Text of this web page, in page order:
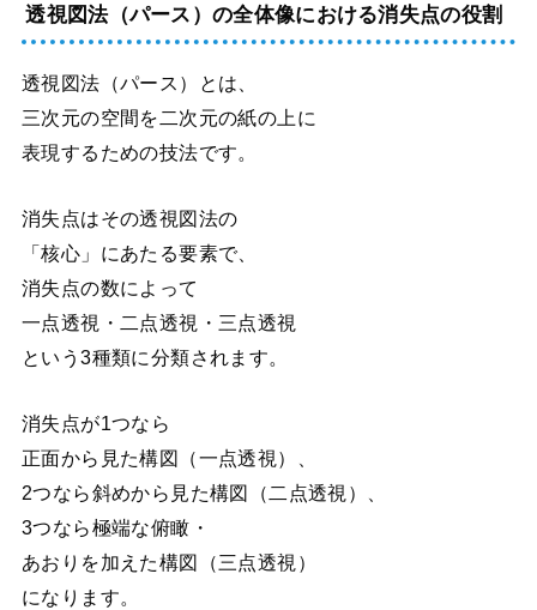
透視図法（パース）の全体像における消失点の役割
透視図法（パース）とは、
三次元の空間を二次元の紙の上に
表現するための技法です。
消失点はその透視図法の
「核心」にあたる要素で、
消失点の数によって
一点透視・二点透視・三点透視
という3種類に分類されます。
消失点が1つなら
正面から見た構図（一点透視）、
2つなら斜めから見た構図（二点透視）、
3つなら極端な俯瞰・
あおりを加えた構図（三点透視）
になります。